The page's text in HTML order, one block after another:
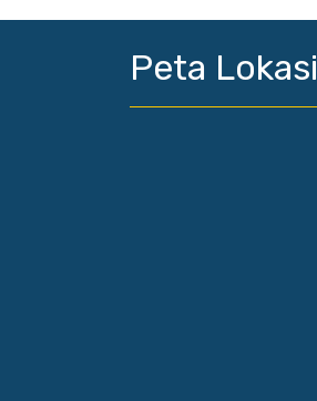
Peta Lokasi